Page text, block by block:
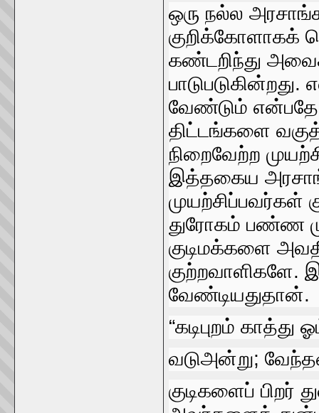
ஒரு நல்ல
குறிக்கோளாகக்‌
கண்டறிந்து
வேண்டும்‌
திட்டங்களை
நிறைவேற்ற
இத்தகைய
முயற்சிப்பவர்கள்‌
துரோகம்‌ பண்ண
குடிமக்களை
வேண்டியதுதான்‌.
“கடிபுறம்‌ காத்து
வடுஅன்று;
குடிகளைப்‌ பிறர்‌